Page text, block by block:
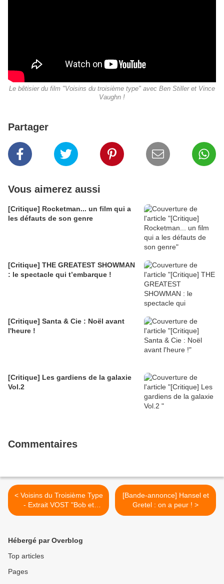
Le bêtisier du film "Voisins du troisième type" avec Ben Stiller et Vince
Vaughn !
Partager
Vous aimerez aussi
[Critique] Rocketman... un film qui a
les défauts de son genre
[Critique] THE GREATEST SHOWMAN
: le spectacle qui t’embarque !
[Critique] Santa & Cie : Noël avant
l'heure !
[Critique] Les gardiens de la galaxie
Vol.2
Commentaires
< Voisins du Troisième Type
- Extrait VOST "Bob et
Jamarcus"
[Bande-annonce] Hansel et
Gretel : on a peur ! >
Hébergé par Overblog
Top articles
Pages